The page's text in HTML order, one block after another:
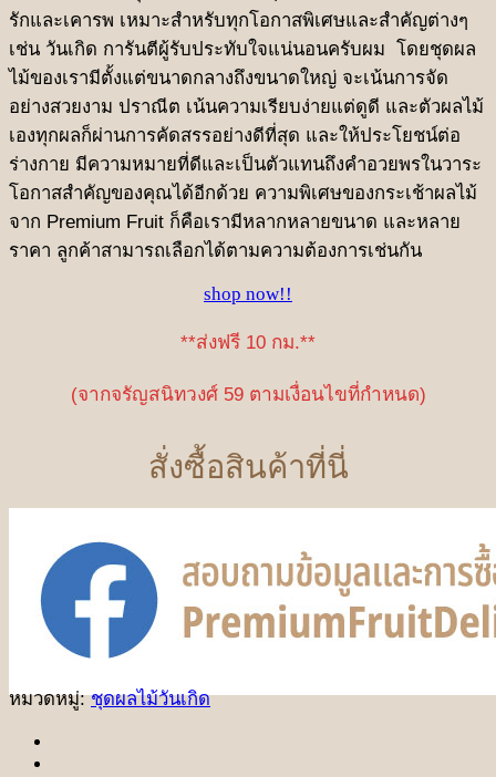
รักและเคารพ เหมาะสำหรับทุกโอกาสพิเศษและสำคัญต่างๆ
เช่น วันเกิด การันตีผู้รับประทับใจแน่นอนครับผม โดยชุดผล
ไม้ของเรามีตั้งแต่ขนาดกลางถึงขนาดใหญ่ จะเน้นการจัด
อย่างสวยงาม ปราณีต เน้นความเรียบง่ายแต่ดูดี และตัวผลไม้
เองทุกผลก็ผ่านการคัดสรรอย่างดีที่สุด และให้ประโยชน์ต่อ
ร่างกาย มีความหมายที่ดีและเป็นตัวแทนถึงคำอวยพรในวาระ
โอกาสสำคัญของคุณได้อีกด้วย ความพิเศษของกระเช้าผลไม้
จาก Premium Fruit ก็คือเรามีหลากหลายขนาด และหลาย
ราคา ลูกค้าสามารถเลือกได้ตามความต้องการเช่นกัน
shop now!!
**ส่งฟรี 10 กม.**
(จากจรัญสนิทวงศ์ 59 ตามเงื่อนไขที่กำหนด)
สั่งซื้อสินค้าที่นี่
หมวดหมู่:ชุดผลไม้วันเกิด